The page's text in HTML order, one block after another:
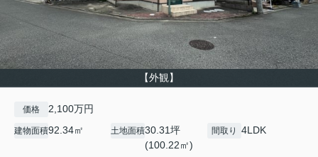
【外観】
価格 2,100万円
建物面積92.34㎡ 土地面積30.31坪
(100.22㎡)
間取り 4LDK